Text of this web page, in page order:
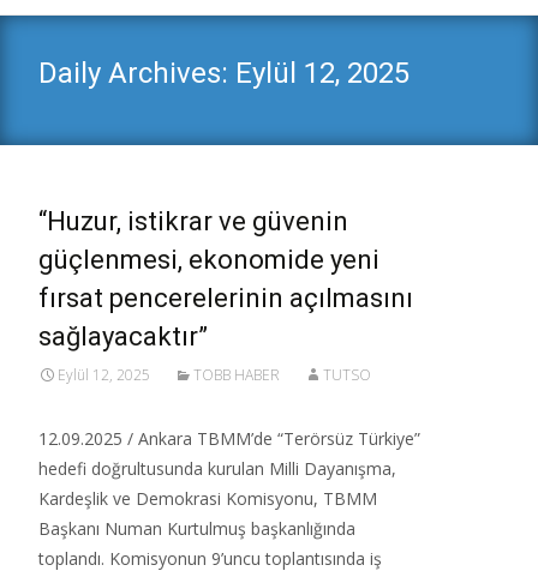
Daily Archives: Eylül 12, 2025
“Huzur, istikrar ve güvenin
güçlenmesi, ekonomide yeni
fırsat pencerelerinin açılmasını
sağlayacaktır”
Eylül 12, 2025 TOBB HABER TUTSO
12.09.2025 / Ankara TBMM’de “Terörsüz Türkiye”
hedefi doğrultusunda kurulan Milli Dayanışma,
Kardeşlik ve Demokrasi Komisyonu, TBMM
Başkanı Numan Kurtulmuş başkanlığında
toplandı. Komisyonun 9’uncu toplantısında iş